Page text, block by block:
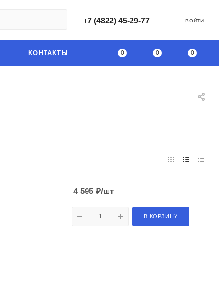
+7 (4822) 45-29-77 ВОЙТИ
0 0 0
КОНТАКТЫ
4 595 ₽/шт
В КОРЗИНУ